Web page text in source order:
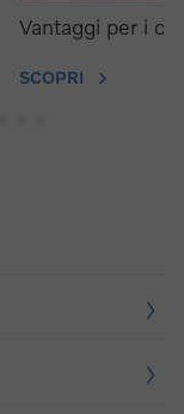
Vantaggi per i
SCOPRI